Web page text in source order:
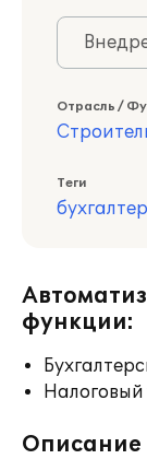
Отрасль /
Теги
функции:
Налоговый
Описание